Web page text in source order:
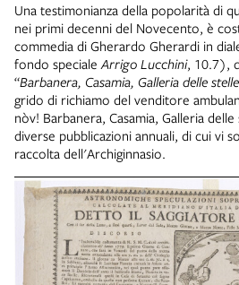
Una testimonianza della popolarità di
nei primi decenni del Novecento, è
commedia di Gherardo Gherardi in
fondo specialeArrigo Lucchini, 10.7),
“Barbanera, Casamia, Galleria delle stelle
grido di richiamo del venditore
nòv! Barbanera, Casamia, Galleria
diverse pubblicazioni annuali, di cui vi
raccolta dell'Archiginnasio.